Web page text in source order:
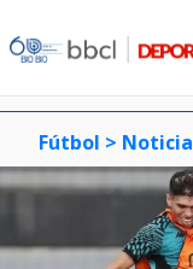
Fútbol > Noticia